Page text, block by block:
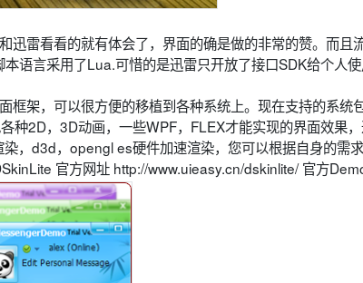
雷看看的就有体会了，界面的确是做的非常的赞。而且流
语言采用了Lua.可惜的是迅雷只开放了接口SDK给个人使
架，可以很方便的移植到各种系统上。现在支持的系统
种2D，3D动画，一些WPF，FLEX才能实现的界面效果
，d3d，opengl es硬件加速渲染，您可以根据自身的需
官方网址 http://www.uieasy.cn/dskinlite/ 官方